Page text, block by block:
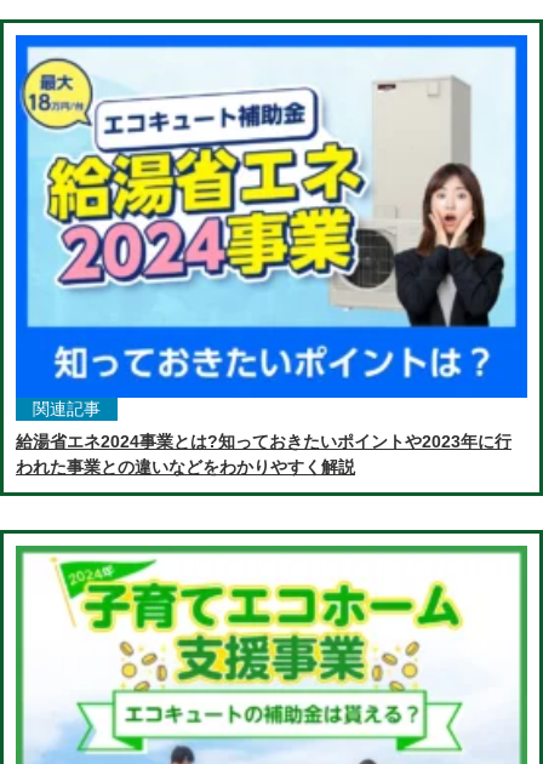
関連記事
給湯省エネ2024事業とは?知っておきたいポイントや2023年に行
われた事業との違いなどをわかりやすく解説